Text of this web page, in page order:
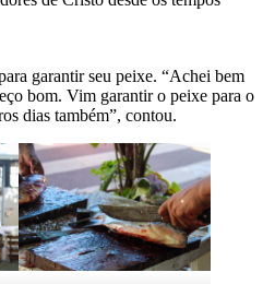
garantir seu peixe. “Achei bem
bom. Vim garantir o peixe para o
dias também”, contou.